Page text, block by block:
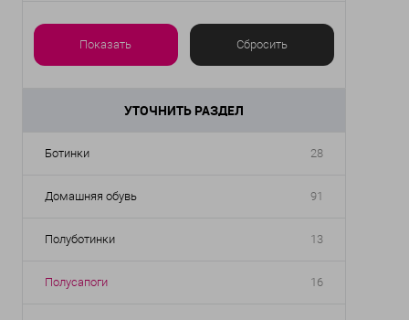
Показать ещё 5
Показать Сбросить
УТОЧНИТЬ РАЗДЕЛ
Ботинки 28
Домашняя обувь 91
Полуботинки 13
Полусапоги 16